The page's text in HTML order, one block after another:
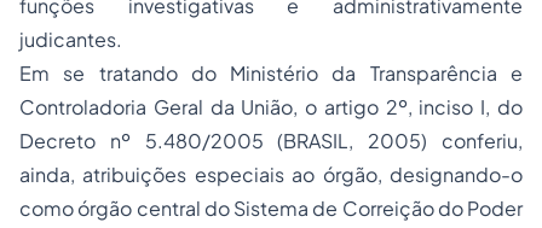
funções investigativas e administrativamente
judicantes.
Em se tratando do Ministério da Transparência e
Controladoria Geral da União, o artigo 2º, inciso I, do
Decreto nº 5.480/2005 (BRASIL, 2005) conferiu,
ainda, atribuições especiais ao órgão, designando-o
como órgão central do Sistema de Correição do Poder